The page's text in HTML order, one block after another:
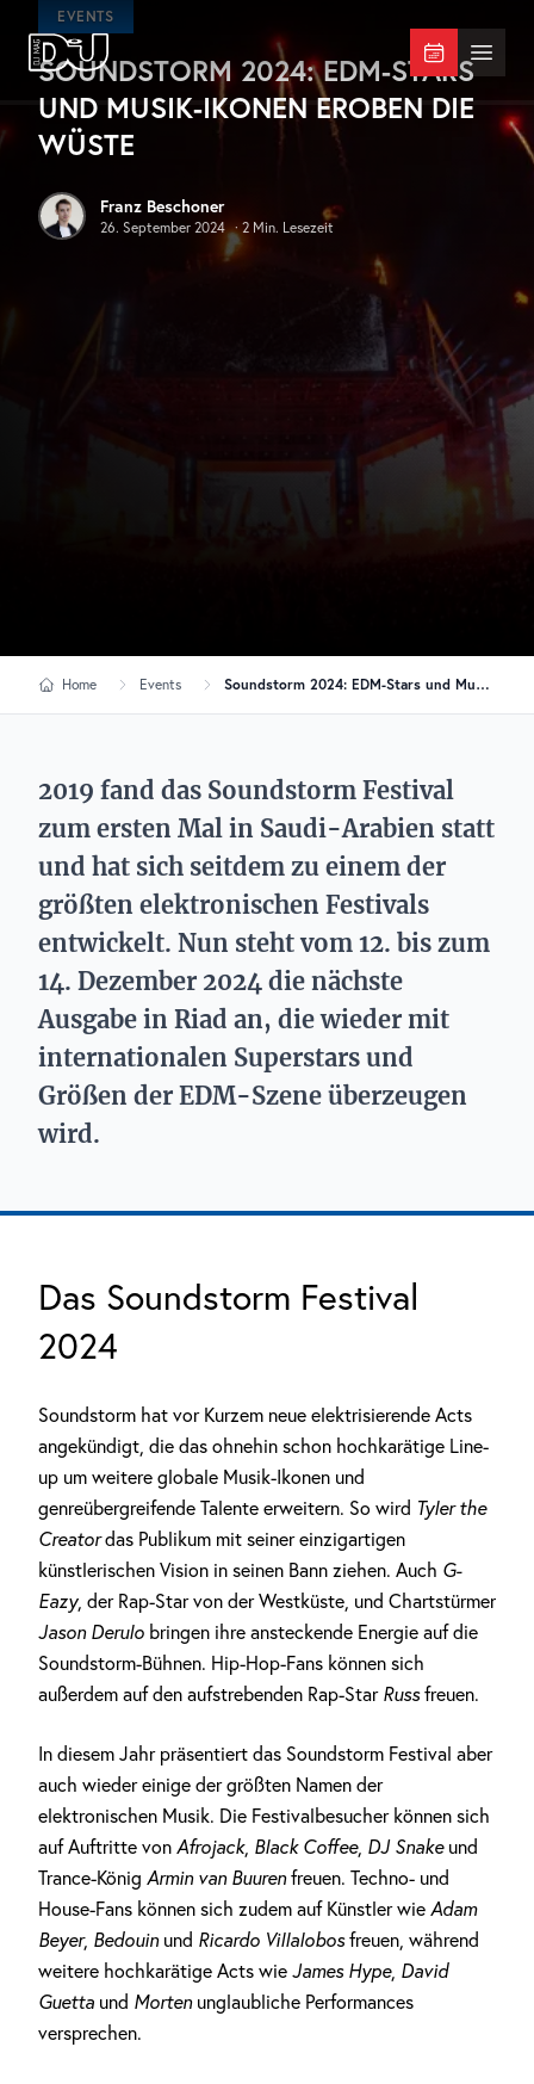
Zum Hauptinhalt springen
DJ Mag Germany Menü
EVENTS
SOUNDSTORM 2024: EDM-STARS
UND MUSIK-IKONEN EROBEN DIE
WÜSTE
Franz Beschoner
26. September 2024 · 2 Min. Lesezeit
Home Events Soundstorm 2024: EDM-Stars und Musik-Ikonen eroben die Wüste
2019 fand das Soundstorm Festival
zum ersten Mal in Saudi-Arabien statt
und hat sich seitdem zu einem der
größten elektronischen Festivals
entwickelt. Nun steht vom 12. bis zum
14. Dezember 2024 die nächste
Ausgabe in Riad an, die wieder mit
internationalen Superstars und
Größen der EDM-Szene überzeugen
wird.
Das Soundstorm Festival
2024
Soundstorm hat vor Kurzem neue elektrisierende Acts
angekündigt, die das ohnehin schon hochkarätige Line-
up um weitere globale Musik-Ikonen und
genreübergreifende Talente erweitern. So wird Tyler the
Creatordas Publikum mit seiner einzigartigen
künstlerischen Vision in seinen Bann ziehen. Auch G-
Eazy, der Rap-Star von der Westküste, und Chartstürmer
Jason Derulo bringen ihre ansteckende Energie auf die
Soundstorm-Bühnen. Hip-Hop-Fans können sich
außerdem auf den aufstrebenden Rap-Star Russfreuen.
In diesem Jahr präsentiert das Soundstorm Festival aber
auch wieder einige der größten Namen der
elektronischen Musik. Die Festivalbesucher können sich
auf Auftritte von Afrojack, Black Coffee, DJ Snake und
Trance-König Armin van Buurenfreuen. Techno- und
House-Fans können sich zudem auf Künstler wie Adam
Beyer, Bedouin und Ricardo Villalobosfreuen, während
weitere hochkarätige Acts wie James Hype, David
Guetta und Morten unglaubliche Performances
versprechen.